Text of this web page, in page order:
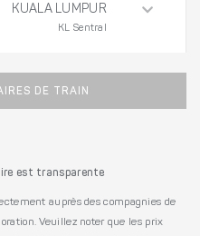
KUALA LUMPUR
KL Sentral
DE TRAIN
est transparente
auprès des compagnies de
Veuillez noter que les prix